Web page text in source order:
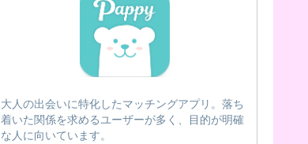
大人の出会いに特化したマッチングアプリ。落ち
着いた関係を求めるユーザーが多く、目的が明確
な人に向いています。